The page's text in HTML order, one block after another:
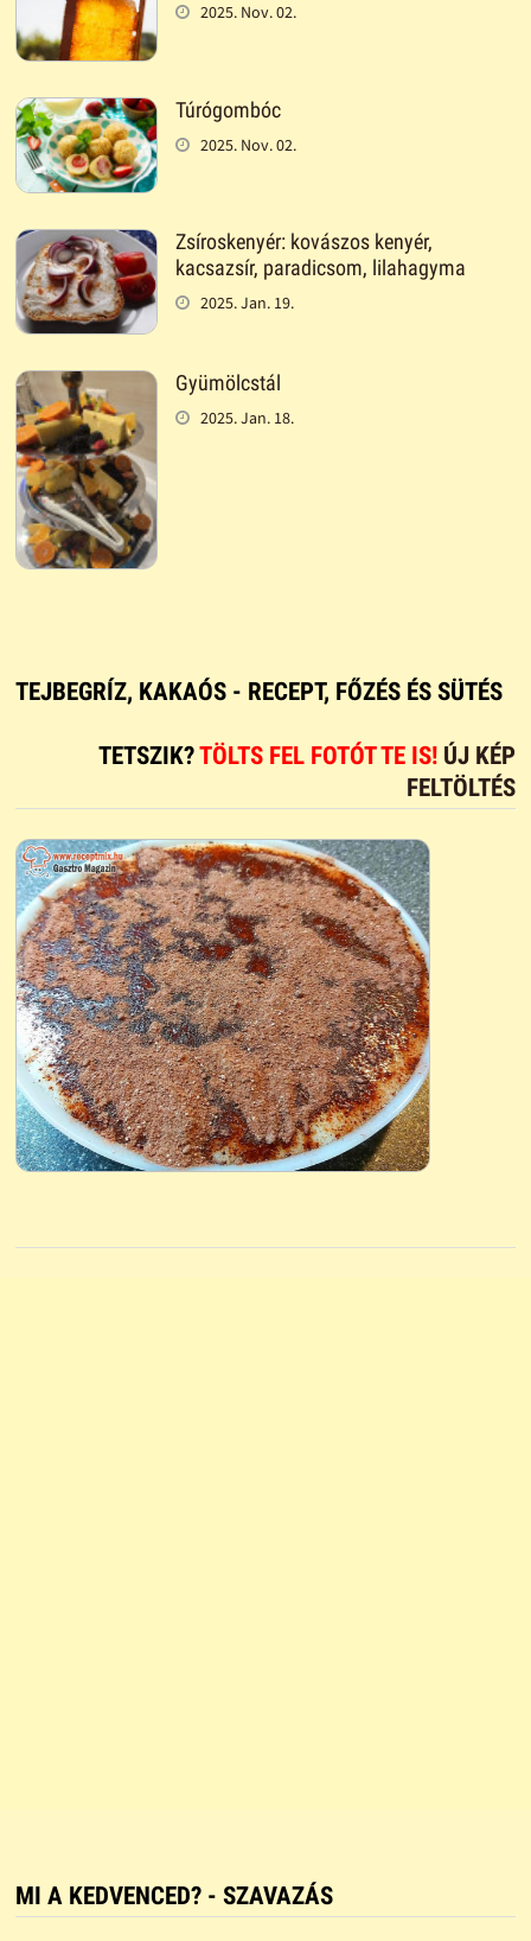
2025. Nov. 02.
Túrógombóc
2025. Nov. 02.
Zsíroskenyér: kovászos kenyér,
kacsazsír, paradicsom, lilahagyma
2025. Jan. 19.
Gyümölcstál
2025. Jan. 18.
TEJBEGRÍZ, KAKAÓS - RECEPT, FŐZÉS ÉS SÜTÉS
TETSZIK?TÖLTS FEL FOTÓT TE IS! ÚJ KÉP
FELTÖLTÉS
MI A KEDVENCED? - SZAVAZÁS